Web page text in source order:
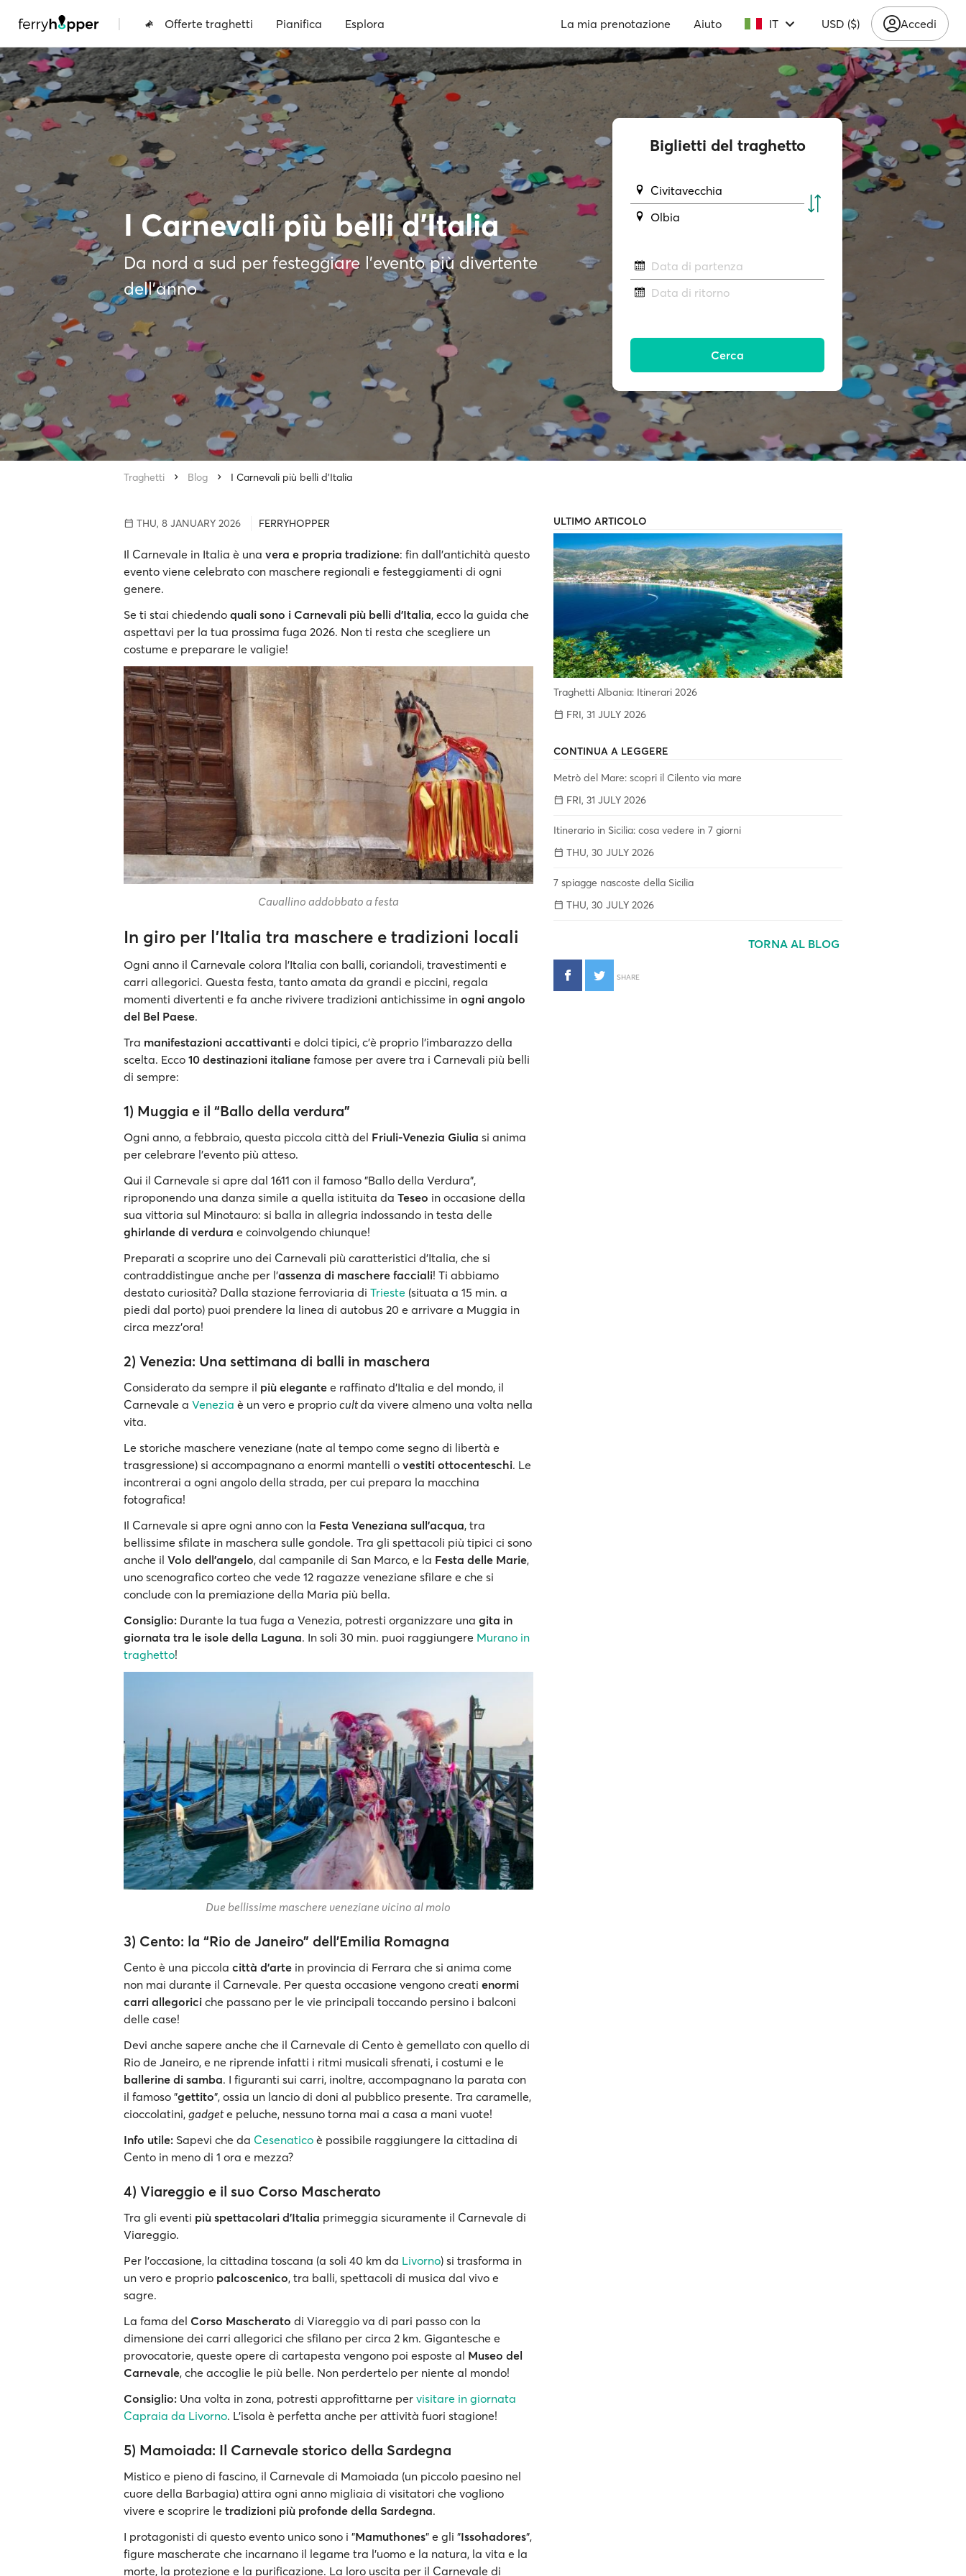
| Offerte traghetti Pianifica Esplora La mia prenotazione Aiuto IT USD ($) Accedi
I Carnevali più belli d’Italia
Da nord a sud per festeggiare l’evento più divertente
dell’anno
Biglietti del traghetto
Civitavecchia
Olbia
Data di partenza
Data di ritorno
Cerca
Traghetti Blog I Carnevali più belli d’Italia
THU, 8 JANUARY 2026 FERRYHOPPER
Il Carnevale in Italia è una vera e propria tradizione: fin dall'antichità questo
evento viene celebrato con maschere regionali e festeggiamenti di ogni
genere.
Se ti stai chiedendo quali sono i Carnevali più belli d'Italia, ecco la guida che
aspettavi per la tua prossima fuga 2026. Non ti resta che scegliere un
costume e preparare le valigie!
Cavallino addobbato a festa
In giro per l’Italia tra maschere e tradizioni locali
Ogni anno il Carnevale colora l’Italia con balli, coriandoli, travestimenti e
carri allegorici. Questa festa, tanto amata da grandi e piccini, regala
momenti divertenti e fa anche rivivere tradizioni antichissime in ogni angolo
del Bel Paese.
Tra manifestazioni accattivanti e dolci tipici, c’è proprio l’imbarazzo della
scelta. Ecco 10 destinazioni italiane famose per avere tra i Carnevali più belli
di sempre:
1) Muggia e il “Ballo della verdura”
Ogni anno, a febbraio, questa piccola città del Friuli-Venezia Giulia si anima
per celebrare l’evento più atteso.
Qui il Carnevale si apre dal 1611 con il famoso "Ballo della Verdura",
riproponendo una danza simile a quella istituita da Teseo in occasione della
sua vittoria sul Minotauro: si balla in allegria indossando in testa delle
ghirlande di verdura e coinvolgendo chiunque!
Preparati a scoprire uno dei Carnevali più caratteristici d'Italia, che si
contraddistingue anche per l'assenza di maschere facciali! Ti abbiamo
destato curiosità? Dalla stazione ferroviaria di Trieste (situata a 15 min. a
piedi dal porto) puoi prendere la linea di autobus 20 e arrivare a Muggia in
circa mezz'ora!
2) Venezia: Una settimana di balli in maschera
Considerato da sempre il più elegante e raffinato d’Italia e del mondo, il
Carnevale a Venezia è un vero e proprio cultda vivere almeno una volta nella
vita.
Le storiche maschere veneziane (nate al tempo come segno di libertà e
trasgressione) si accompagnano a enormi mantelli o vestiti ottocenteschi. Le
incontrerai a ogni angolo della strada, per cui prepara la macchina
fotografica!
Il Carnevale si apre ogni anno con la Festa Veneziana sull'acqua, tra
bellissime sfilate in maschera sulle gondole. Tra gli spettacoli più tipici ci sono
anche il Volo dell'angelo, dal campanile di San Marco, e la Festa delle Marie,
uno scenografico corteo che vede 12 ragazze veneziane sfilare e che si
conclude con la premiazione della Maria più bella.
Consiglio: Durante la tua fuga a Venezia, potresti organizzare una gita in
giornata tra le isole della Laguna. In soli 30 min. puoi raggiungere Murano in
traghetto!
Due bellissime maschere veneziane vicino al molo
3) Cento: la “Rio de Janeiro” dell’Emilia Romagna
Cento è una piccola città d'arte in provincia di Ferrara che si anima come
non mai durante il Carnevale. Per questa occasione vengono creati enormi
carri allegorici che passano per le vie principali toccando persino i balconi
delle case!
Devi anche sapere anche che il Carnevale di Cento è gemellato con quello di
Rio de Janeiro, e ne riprende infatti i ritmi musicali sfrenati, i costumi e le
ballerine di samba. I figuranti sui carri, inoltre, accompagnano la parata con
il famoso "gettito", ossia un lancio di doni al pubblico presente. Tra caramelle,
cioccolatini, gadgete peluche, nessuno torna mai a casa a mani vuote!
Info utile: Sapevi che da Cesenatico è possibile raggiungere la cittadina di
Cento in meno di 1 ora e mezza?
4) Viareggio e il suo Corso Mascherato
Tra gli eventi più spettacolari d'Italia primeggia sicuramente il Carnevale di
Viareggio.
Per l'occasione, la cittadina toscana (a soli 40 km da Livorno) si trasforma in
un vero e proprio palcoscenico, tra balli, spettacoli di musica dal vivo e
sagre.
La fama del Corso Mascherato di Viareggio va di pari passo con la
dimensione dei carri allegorici che sfilano per circa 2 km. Gigantesche e
provocatorie, queste opere di cartapesta vengono poi esposte al Museo del
Carnevale, che accoglie le più belle. Non perdertelo per niente al mondo!
Consiglio: Una volta in zona, potresti approfittarne per visitare in giornata
Capraia da Livorno. L'isola è perfetta anche per attività fuori stagione!
5) Mamoiada: Il Carnevale storico della Sardegna
Mistico e pieno di fascino, il Carnevale di Mamoiada (un piccolo paesino nel
cuore della Barbagia) attira ogni anno migliaia di visitatori che vogliono
vivere e scoprire le tradizioni più profonde della Sardegna.
I protagonisti di questo evento unico sono i "Mamuthones" e gli "Issohadores",
figure mascherate che incarnano il legame tra l'uomo e la natura, la vita e la
morte, la protezione e la purificazione. La loro uscita per il Carnevale di
ULTIMO ARTICOLO
Traghetti Albania: Itinerari 2026
FRI, 31 JULY 2026
CONTINUA A LEGGERE
Metrò del Mare: scopri il Cilento via mare
FRI, 31 JULY 2026
Itinerario in Sicilia: cosa vedere in 7 giorni
THU, 30 JULY 2026
7 spiagge nascoste della Sicilia
THU, 30 JULY 2026
TORNA AL BLOG
SHARE